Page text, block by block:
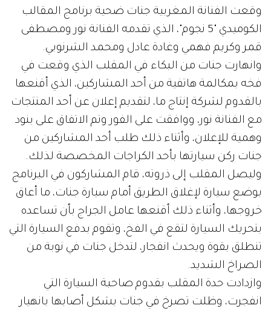
وقعت الفنانة المغربية جنات ضحية برنامج المقالب
الكوميدي "5 نجوم"، الذي تقدمه الفنانة نور ومصطفى
قمر وكريم فهمي وغادة عادل ومحمد الشرنوبي.
وانهارت جنات من البكاء في المقلب الذي وقعت في
فخه بمكالمة هاتفية من أحد المشاركين، الذي أقنعها
بالقدوم لشركة إنتاج ما، لتقديم إعلان عن أحد المنتجات
مع الفنانة نور، ووافقت على الفور وتم الاتفاق على بنود
وهمية للإعلان، وأثناء ذلك طلب أحد المشاركين من
جنات ركن سيارتها بأحد الكراجات المخصصة لذلك.
وليصل المقلب إلى ذروته، قام المشاركون في البرنامج
بوضع سيارة لإغلاق الطريق أمام سيارة جنات، ما أعاق
خروجها، وأثناء ذلك أقنعها عامل الجراج بأن تساعده
بتحريك السيارة لتقع في الفخ، وتقوم بدفع السيارة التي
تنطلق بقوة ويحدث انفجار، لتدخل جنات في نوبة من
الصراخ الشديد.
وازدادت حدة المقلب بقدوم صاحبة السيارة التي
انفجرت، وظلت تصرخ في جنات بشكل أصابها بانهيار